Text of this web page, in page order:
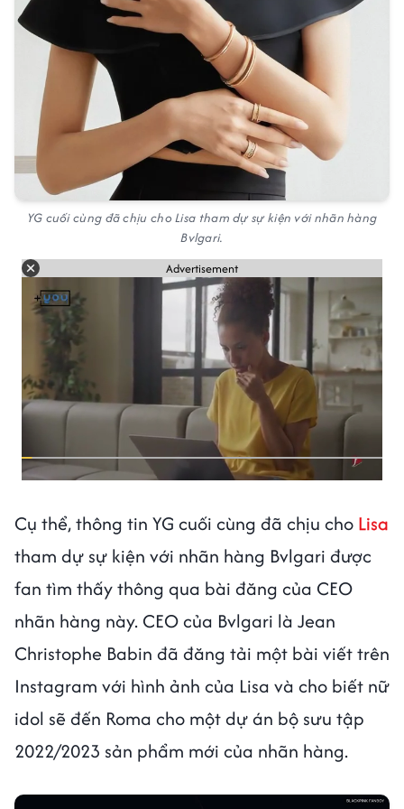
YG cuối cùng đã chịu cho Lisa tham dự sự kiện với nhãn hàng
Bvlgari.
Advertisement
Cụ thể, thông tin YG cuối cùng đã chịu cho Lisa
tham dự sự kiện với nhãn hàng Bvlgari được
fan tìm thấy thông qua bài đăng của CEO
nhãn hàng này. CEO của Bvlgari là Jean
Christophe Babin đã đăng tải một bài viết trên
Instagram với hình ảnh của Lisa và cho biết nữ
idol sẽ đến Roma cho một dự án bộ sưu tập
2022/2023 sản phẩm mới của nhãn hàng.